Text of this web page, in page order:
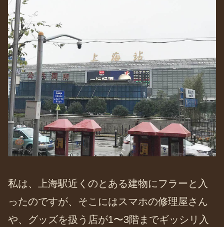
私は、上海駅近くのとある建物にフラーと入
ったのですが、そこにはスマホの修理屋さん
や、グッズを扱う店が1〜3階までギッシリ入